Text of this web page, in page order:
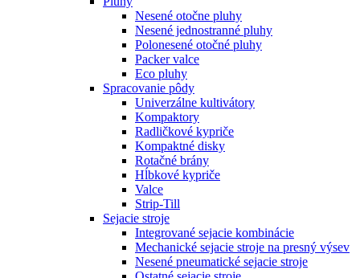
Nesené otočne pluhy
Nesené jednostranné pluhy
Polonesené otočné pluhy
Packer valce
Eco pluhy
Spracovanie pôdy
Univerzálne kultivátory
Kompaktory
Radličkové kypriče
Kompaktné disky
Rotačné brány
Hĺbkové kypriče
Valce
Strip-Till
Sejacie stroje
Integrované sejacie kombinácie
Mechanické sejacie stroje na presný výsev
Nesené pneumatické sejacie stroje